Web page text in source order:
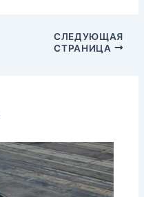
СЛЕДУЮЩАЯ
СТРАНИЦА